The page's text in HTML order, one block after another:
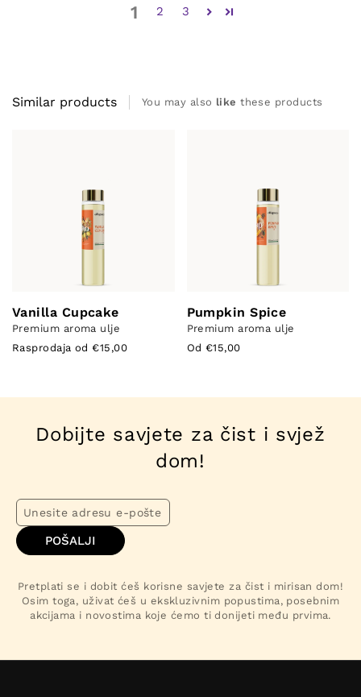
1 2 3
Similar products You may also like these products
Vanilla Cupcake
Premium aroma ulje
Rasprodaja od €15,00
Pumpkin Spice
Premium aroma ulje
Od €15,00
Dobijte savjete za čist i svjež
dom!
POŠALJI
Pretplati se i dobit ćeš korisne savjete za čist i mirisan dom!
Osim toga, uživat ćeš u ekskluzivnim popustima, posebnim
akcijama i novostima koje ćemo ti donijeti među prvima.